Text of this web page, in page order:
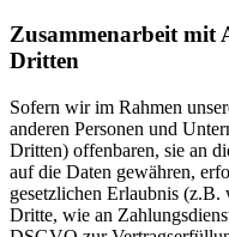
Zusammenarbeit mit
Dritten
Sofern wir im Rahmen
anderen Personen und
Dritten) offenbaren, sie an
auf die Daten gewähren,
gesetzlichen Erlaubnis
Dritte, wie an